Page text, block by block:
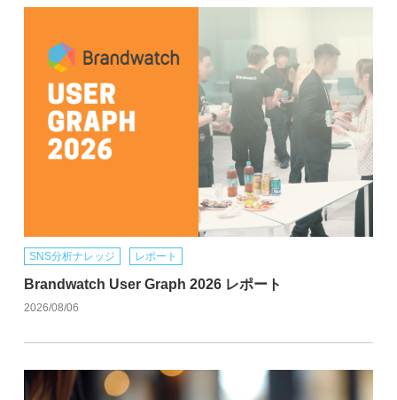
SNS分析ナレッジ レポート
Brandwatch User Graph 2026 レポート
2026/08/06